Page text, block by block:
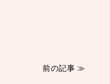
前の記事 ≫